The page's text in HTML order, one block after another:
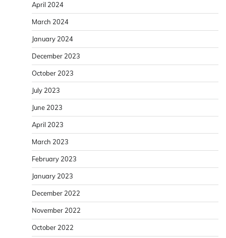
April 2024
March 2024
January 2024
December 2023
October 2023
July 2023
June 2023
April 2023
March 2023
February 2023
January 2023
December 2022
November 2022
October 2022